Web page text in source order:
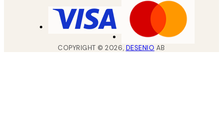
COPYRIGHT ©2026, DESENIO AB